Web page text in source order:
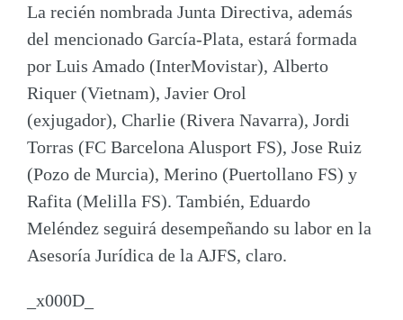
La recién nombrada Junta Directiva, además
del mencionado García-Plata, estará formada
por Luis Amado (InterMovistar), Alberto
Riquer (Vietnam), Javier Orol
(exjugador), Charlie (Rivera Navarra), Jordi
Torras (FC Barcelona Alusport FS), Jose Ruiz
(Pozo de Murcia), Merino (Puertollano FS) y
Rafita (Melilla FS). También, Eduardo
Meléndez seguirá desempeñando su labor en la
Asesoría Jurídica de la AJFS, claro.
_x000D_